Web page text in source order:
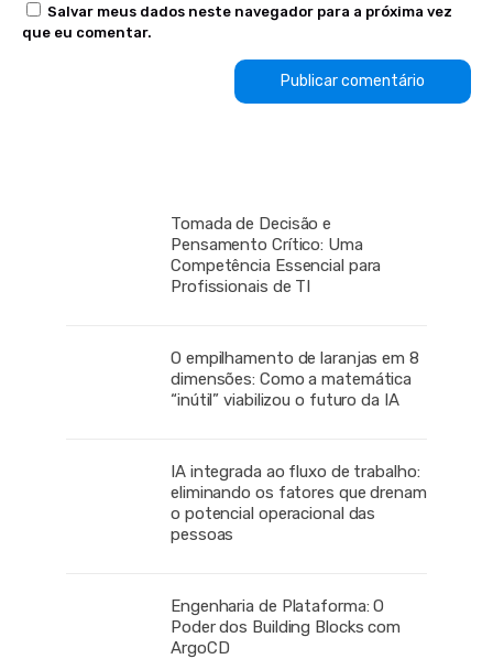
Salvar meus dados neste navegador para a próxima vez
que eu comentar.
Tomada de Decisão e
Pensamento Crítico: Uma
Competência Essencial para
Profissionais de TI
O empilhamento de laranjas em 8
dimensões: Como a matemática
“inútil” viabilizou o futuro da IA
IA integrada ao fluxo de trabalho:
eliminando os fatores que drenam
o potencial operacional das
pessoas
Engenharia de Plataforma: O
Poder dos Building Blocks com
ArgoCD